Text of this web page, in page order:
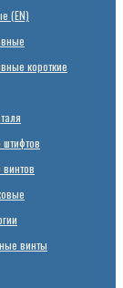
(EN)
короткие
винты